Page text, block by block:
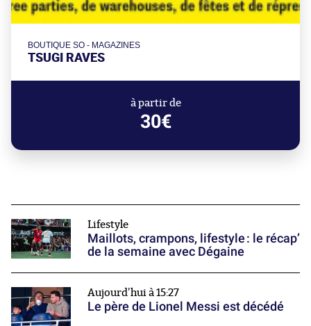
BOUTIQUE SO - MAGAZINES
TSUGI RAVES
à partir de
30€
Lifestyle
Maillots, crampons, lifestyle : le récap’
de la semaine avec Dégaine
Aujourd'hui à 15:27
Le père de Lionel Messi est décédé